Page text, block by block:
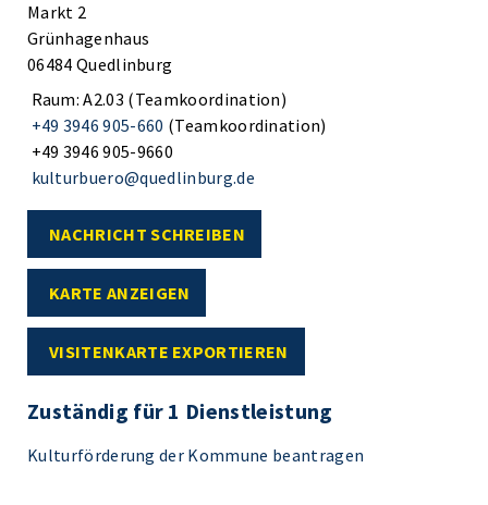
Markt 2
Grünhagenhaus
06484 Quedlinburg
Raum: A2.03 (Teamkoordination)
+49 3946 905-660 (Teamkoordination)
+49 3946 905-9660
kulturbuero@quedlinburg.de
NACHRICHT SCHREIBEN
KARTE ANZEIGEN
VISITENKARTE EXPORTIEREN
Zuständig für 1 Dienstleistung
Kulturförderung der Kommune beantragen